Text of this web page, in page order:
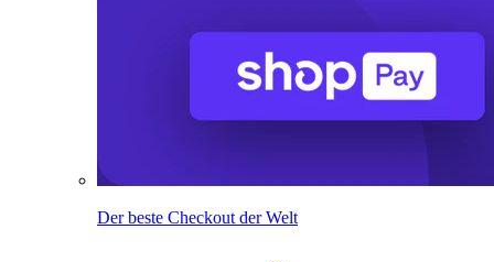
Der beste Checkout der Welt